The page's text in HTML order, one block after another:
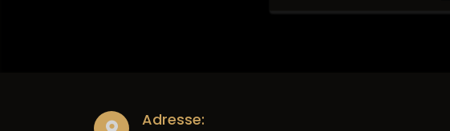
Adresse: